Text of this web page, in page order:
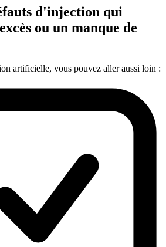
d'injection qui
ou un manque de
artificielle, vous pouvez aller aussi loin :